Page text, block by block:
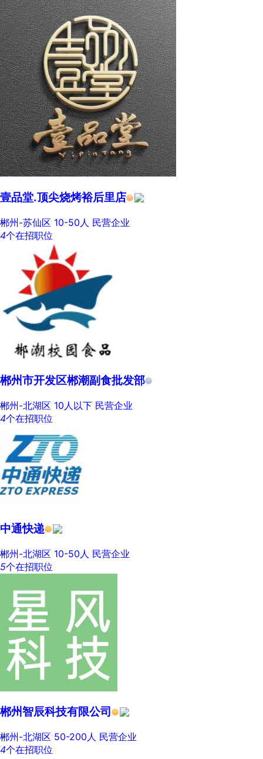
壹品堂.顶尖烧烤裕后里店
郴州-苏仙区 10-50人 民营企业
4个在招职位
郴州市开发区郴潮副食批发部
郴州-北湖区 10人以下 民营企业
4个在招职位
中通快递
郴州-北湖区 10-50人 民营企业
5个在招职位
郴州智辰科技有限公司
郴州-北湖区 50-200人 民营企业
4个在招职位